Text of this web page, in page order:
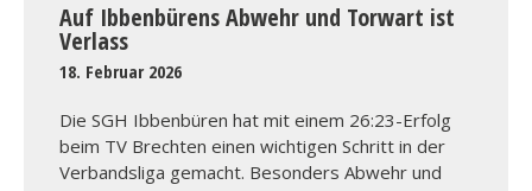
Auf Ibbenbürens Abwehr und Torwart ist
Verlass
18. Februar 2026
Die SGH Ibbenbüren hat mit einem 26:23-Erfolg
beim TV Brechten einen wichtigen Schritt in der
Verbandsliga gemacht. Besonders Abwehr und